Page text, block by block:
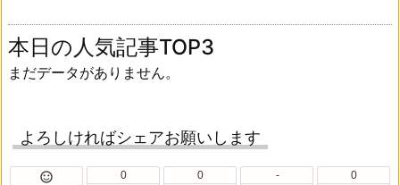
本日の人気記事TOP3
まだデータがありません。
よろしければシェアお願いします
 0 0 - 0